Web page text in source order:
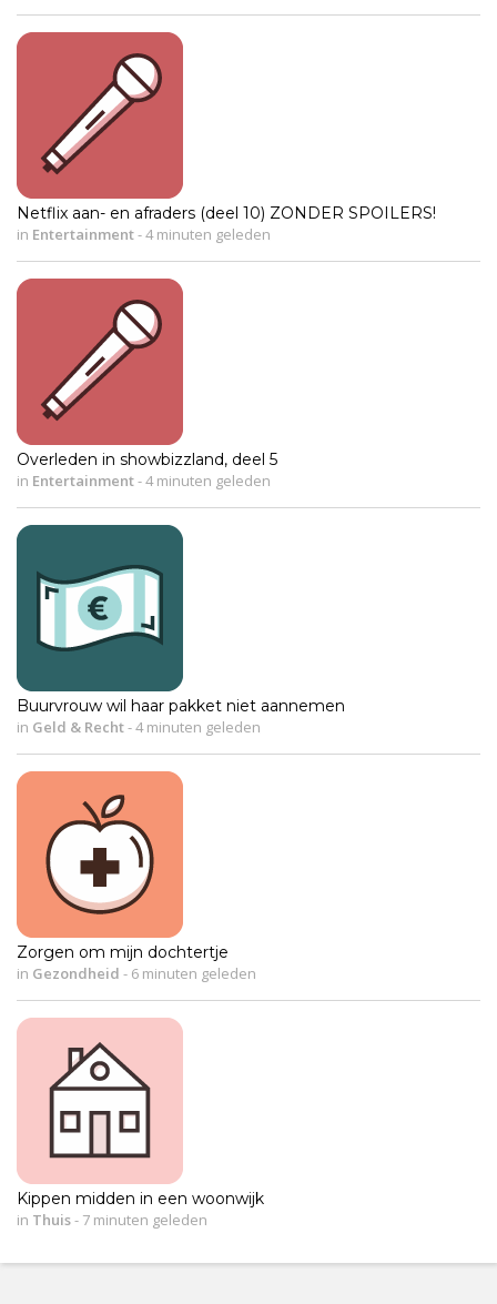
Netflix aan- en afraders (deel 10) ZONDER SPOILERS!
in Entertainment-4 minuten geleden
Overleden in showbizzland, deel 5
in Entertainment-4 minuten geleden
Buurvrouw wil haar pakket niet aannemen
in Geld & Recht-4 minuten geleden
Zorgen om mijn dochtertje
in Gezondheid - 6 minuten geleden
Kippen midden in een woonwijk
in Thuis- 7 minuten geleden